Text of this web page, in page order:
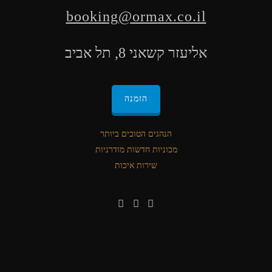
booking@ormax.co.il
אליעזר קשאני 8, תל אביב
הזמנה
הנהגים הטובים ביותר
מכוניות חדשות מודרניות
שירות איכות